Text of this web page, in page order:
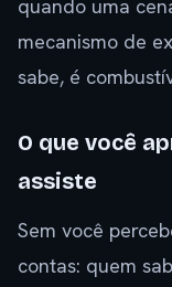
quando uma
mecanismo de
sabe, é
O que você
assiste
Sem você
contas: quem